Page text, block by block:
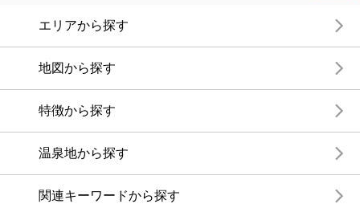
エリアから探す
地図から探す
特徴から探す
温泉地から探す
関連キーワードから探す